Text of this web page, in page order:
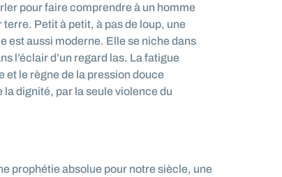
pour faire comprendre à un homme
Petit à petit, à pas de loup, une
est aussi moderne. Elle se niche dans
l’éclair d’un regard las. La fatigue
et le règne de la pression douce
la dignité, par la seule violence du
prophétie absolue pour notre siècle, une